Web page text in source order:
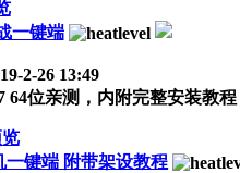
一键端
2-26 13:49
位亲测，内附完整安装教
一键端 附带架设教程